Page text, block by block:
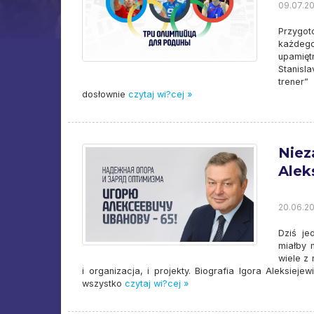
dosłownie czytaj wi?cej »
Dziś
miałby
wiele z
i organizacja, i projekty. Biografia Igora
wszystko czytaj wi?cej »